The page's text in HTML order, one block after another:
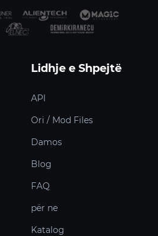
Lidhje e Shpejtë
API
Ori / Mod Files
Damos
Blog
FAQ
për ne
Katalog